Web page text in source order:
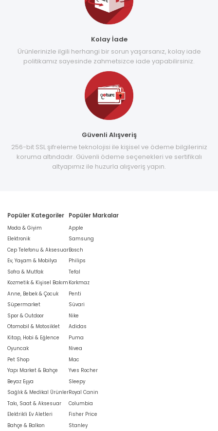
Kolay İade
Ürünlerinizle ilgili herhangi bir sorun yaşarsanız, kolay iade
politikamız sayesinde zahmetsizce iade yapabilirsiniz.
Güvenli Alışveriş
256-bit SSL şifreleme teknolojisi ile kişisel ve ödeme bilgileriniz
koruma altındadır. Güvenli ödeme seçenekleri ve sertifikalı
altyapımız ile huzurla alışveriş yapın.
Popüler Kategoriler
Moda & Giyim
Elektronik
Cep Telefonu & Aksesuar
Ev, Yaşam & Mobilya
Sofra & Mutfak
Kozmetik & Kişisel Bakım
Anne, Bebek & Çocuk
Süpermarket
Spor & Outdoor
Otomobil & Motosiklet
Kitap, Hobi & Eğlence
Oyuncak
Pet Shop
Yapı Market & Bahçe
Beyaz Eşya
Sağlık & Medikal Ürünler
Takı, Saat & Aksesuar
Elektrikli Ev Aletleri
Bahçe & Balkon
Popüler Markalar
Apple
Samsung
Bosch
Philips
Tefal
Korkmaz
Penti
Süvari
Nike
Adidas
Puma
Nivea
Mac
Yves Rocher
Sleepy
Royal Canin
Columbia
Fisher Price
Stanley